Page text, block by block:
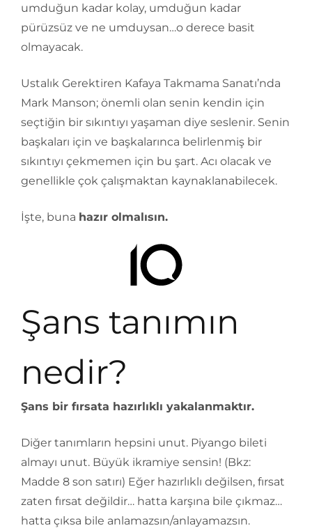
umduğun kadar kolay, umduğun kadar
pürüzsüz ve ne umduysan…o derece basit
olmayacak.
Ustalık Gerektiren Kafaya Takmama Sanatı’nda
Mark Manson; önemli olan senin kendin için
seçtiğin bir sıkıntıyı yaşaman diye seslenir. Senin
başkaları için ve başkalarınca belirlenmiş bir
sıkıntıyı çekmemen için bu şart. Acı olacak ve
genellikle çok çalışmaktan kaynaklanabilecek.
İşte, buna hazır olmalısın.
Şans tanımın
nedir?
Şans bir fırsata hazırlıklı yakalanmaktır.
Diğer tanımların hepsini unut. Piyango bileti
almayı unut. Büyük ikramiye sensin! (Bkz:
Madde 8 son satırı) Eğer hazırlıklı değilsen, fırsat
zaten fırsat değildir… hatta karşına bile çıkmaz…
hatta çıksa bile anlamazsın/anlayamazsın.